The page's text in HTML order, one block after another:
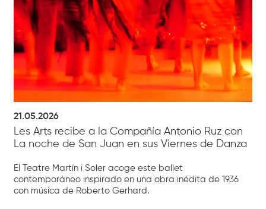
21.05.2026
Les Arts recibe a la Compañía Antonio Ruz con
La noche de San Juan en sus Viernes de Danza
El Teatre Martín i Soler acoge este ballet
contemporáneo inspirado en una obra inédita de 1936
con música de Roberto Gerhard.